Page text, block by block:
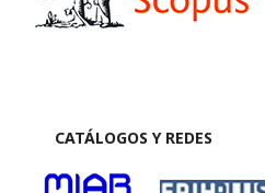
CATÁLOGOS Y REDES